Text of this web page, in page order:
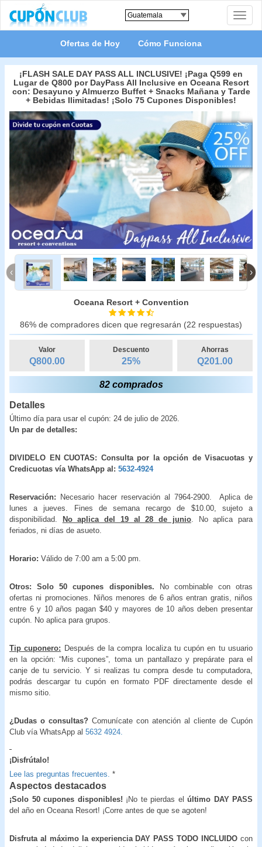
Toggle
Ofertas de Hoy Cómo Funciona
¡FLASH SALE DAY PASS ALL INCLUSIVE! ¡Paga Q599 en
Lugar de Q800 por DayPass All Inclusive en Oceana Resort
con: Desayuno y Almuerzo Buffet + Snacks Mañana y Tarde
+ Bebidas Ilimitadas! ¡Solo 75 Cupones Disponibles!
‹ ›
Oceana Resort + Convention
86% de compradores dicen que regresarán (22 respuestas)
Valor
Q800.00
Descuento
25%
Ahorras
Q201.00
82 comprados
Detalles
Último día para usar el cupón: 24 de julio de 2026.
Un par de detalles:
DIVIDELO EN CUOTAS: Consulta por la opción de Visacuotas y
Credicuotas vía WhatsApp al: 5632-4924
Reservación:
Necesario hacer reservación al 7964-2900. Aplica de
lunes a jueves. Fines de semana recargo de $10.00, sujeto a
disponibilidad.
No aplica del 19 al 28 de junio. No aplica para
feriados, ni días de asueto.
Horario: Válido de 7:00 am a 5:00 pm.
Otros: Solo 50 cupones disponibles. No combinable con otras
ofertas ni promociones. Niños menores de 6 años entran gratis, niños
entre 6 y 10 años pagan $40 y mayores de 10 años deben presentar
cupón. No aplica para grupos.
Tip cuponero: Después de la compra localiza tu cupón en tu usuario
en la opción: “Mis cupones”, toma un pantallazo y prepárate para el
canje de tu servicio. Y si realizas tu compra desde tu computadora,
podrás descargar tu cupón en formato PDF directamente desde el
mismo sitio.
¿Dudas o consultas? Comunícate con atención al cliente de Cupón
Club vía WhatsApp al 5632 4924.
¡Disfrútalo!
Lee las preguntas frecuentes. *
Aspectos destacados
¡Solo 50 cupones disponibles! ¡No te pierdas el último DAY PASS
del año en Oceana Resort! ¡Corre antes de que se agoten!
Disfruta al máximo la experiencia DAY PASS TODO INCLUIDO con